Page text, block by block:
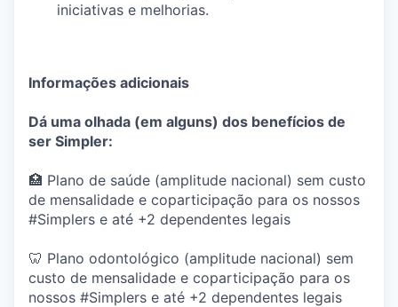
iniciativas e melhorias.
Informações adicionais
Dá uma olhada (em alguns) dos benefícios de
ser Simpler:
🏥 Plano de saúde (amplitude nacional) sem custo
de mensalidade e coparticipação para os nossos
#Simplers e até +2 dependentes legais
🦷 Plano odontológico (amplitude nacional) sem
custo de mensalidade e coparticipação para os
nossos #Simplers e até +2 dependentes legais